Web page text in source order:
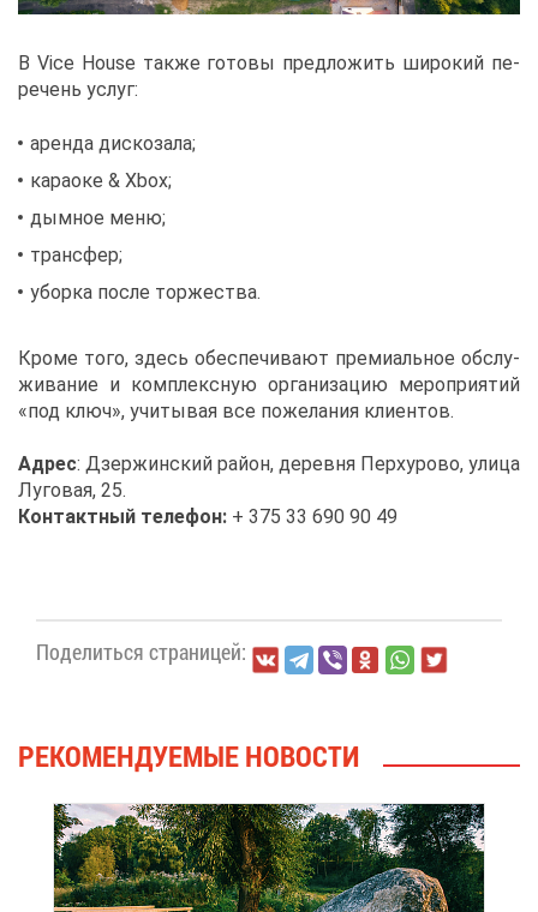
В Vice House та­к­же го­то­вы пред­ло­жить ши­ро­кий пе­
ре­чень услуг:
арен­да дис­ко­за­ла;
ка­ра­оке & Xbox;
дым­ное ме­ню;
транс­фер;
убор­ка по­сле тор­же­ства.
Кро­ме то­го, здесь обес­пе­чи­ва­ют пре­ми­аль­ное об­слу­
жи­ва­ние и ком­плекс­ную ор­га­ни­за­цию ме­ро­при­я­тий
«под ключ», учи­ты­вая все по­же­ла­ния кли­ен­тов.
Ад­рес: Дзер­жин­ский рай­он, де­рев­ня Перх­уро­во, ули­ца
Лу­го­вая, 25.
Кон­такт­ный те­ле­фон: + 375 33 690 90 49
По­де­лить­ся стра­ни­цей:
РЕ­КО­МЕН­ДУ­Е­МЫЕ НО­ВО­СТИ